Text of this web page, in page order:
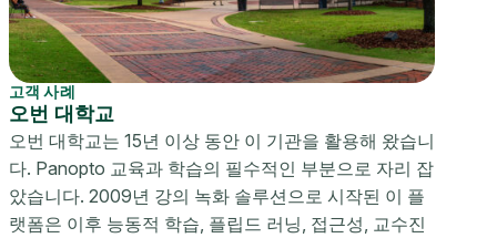
고객 사례
오번 대학교
오번 대학교는 15년 이상 동안 이 기관을 활용해 왔습니
다. Panopto 교육과 학습의 필수적인 부분으로 자리 잡
았습니다. 2009년 강의 녹화 솔루션으로 시작된 이 플
랫폼은 이후 능동적 학습, 플립드 러닝, 접근성, 교수진